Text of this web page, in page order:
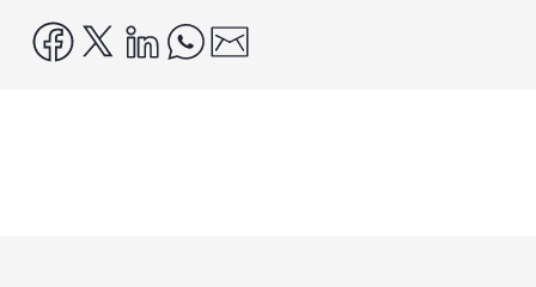
facebook
x linkedinwhatsapp